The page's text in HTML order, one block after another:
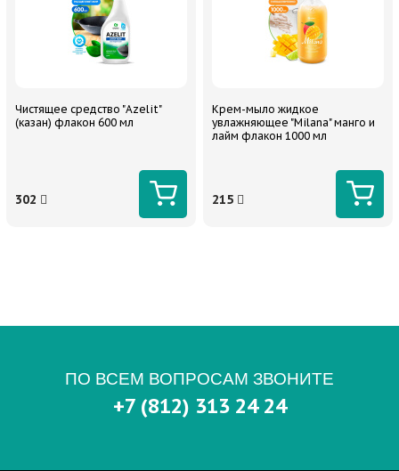
Чистящее средство "Azelit"
(казан) флакон 600 мл
302
Крем-мыло жидкое
увлажняющее "Milana" манго и
лайм флакон 1000 мл
215
ПО ВСЕМ ВОПРОСАМ ЗВОНИТЕ
+7 (812) 313 24 24